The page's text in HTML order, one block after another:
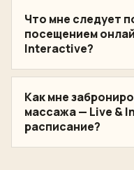
Что мне следует
посещением
Interactive?
Как мне
массажа — Live &
расписание?